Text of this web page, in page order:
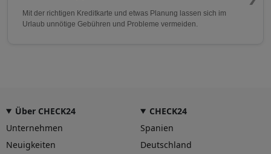
Mit der richtigen Kreditkarte und etwas Planung lassen sich im
Urlaub unnötige Gebühren und Probleme vermeiden.
Über CHECK24
Unternehmen
Neuigkeiten
CHECK24
Spanien
Deutschland